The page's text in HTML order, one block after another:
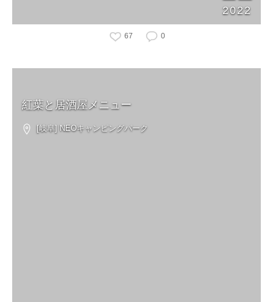
2022
67 0
紅葉と居酒屋メニュー
[岐阜] NEOキャンピングパーク